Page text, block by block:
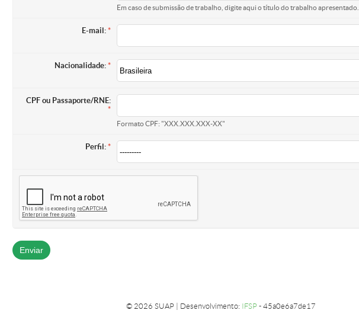
Em caso de submissão de trabalho, digite aqui o título do trabalho apresentado.
E-mail:
Nacionalidade:
CPF ou Passaporte/RNE:
Formato CPF: "XXX.XXX.XXX-XX"
Perfil:
© 2026 SUAP | Desenvolvimento: IFSP - 45a0e6a7de17